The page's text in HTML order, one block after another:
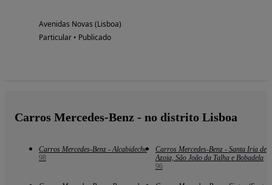
Avenidas Novas (Lisboa)
Particular • Publicado
Carros Mercedes-Benz - no distrito Lisboa
Carros Mercedes-Benz - Alcabideche
98
Carros Mercedes-Benz - Santa Iria de
Azoia, São João da Talha e Bobadela
96